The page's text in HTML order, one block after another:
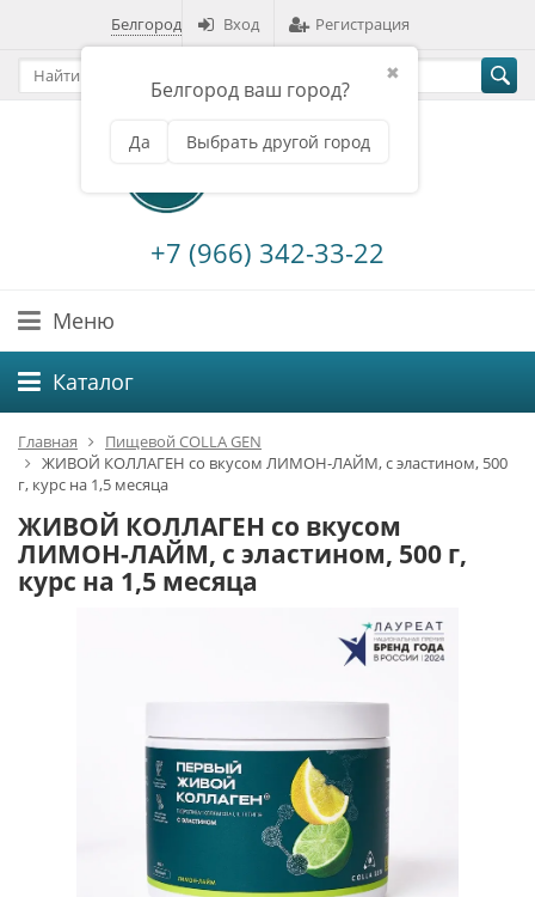
Белгород
✖
Белгород ваш город?
Да Выбрать другой город
Вход Регистрация
+7 (966) 342-33-22
Меню
Каталог
Главная
Пищевой COLLA GEN
ЖИВОЙ КОЛЛАГЕН со вкусом ЛИМОН-ЛАЙМ, с эластином, 500
г, курс на 1,5 месяца
ЖИВОЙ КОЛЛАГЕН со вкусом
ЛИМОН-ЛАЙМ, с эластином, 500 г,
курс на 1,5 месяца